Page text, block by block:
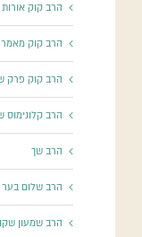
הרב קוק
הרב קוק מאמר
הרב קוק פרק
הרב קלונימוס
הרב שך
הרב שלום בער
הרב שמעון